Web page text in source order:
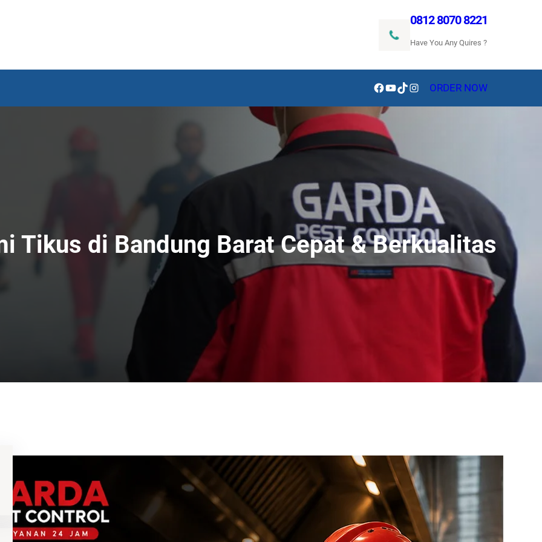
0812 8070 8221
Have You Any Quires ?
Facebook
YouTube
TikTokInstagramORDER NOW
Tikus di Bandung Barat Cepat & Berkualitas